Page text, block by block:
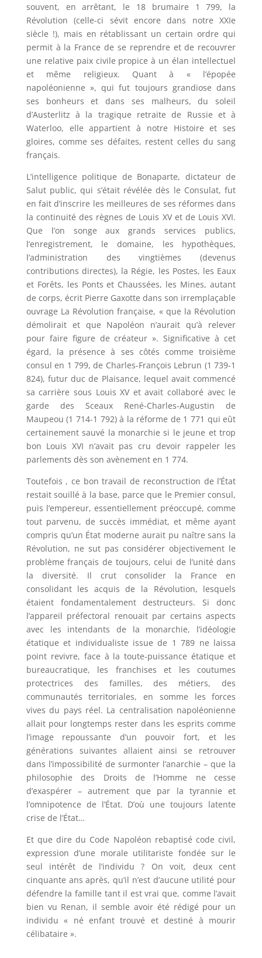
souvent, en arrêtant, le 18 brumaire 1 799, la
Révolution (celle-ci sévit encore dans notre XXIe
siècle !), mais en rétablissant un certain ordre qui
permit à la France de se reprendre et de recouvrer
une relative paix civile propice à un élan intellectuel
et même religieux. Quant à « l’épopée
napoléonienne », qui fut toujours grandiose dans
ses bonheurs et dans ses malheurs, du soleil
d’Austerlitz à la tragique retraite de Russie et à
Waterloo, elle appartient à notre Histoire et ses
gloires, comme ses défaites, restent celles du sang
français.
L’intelligence politique de Bonaparte, dictateur de
Salut public, qui s’était révélée dès le Consulat, fut
en fait d’inscrire les meilleures de ses réformes dans
la continuité des règnes de Louis XV et de Louis XVI.
Que l’on songe aux grands services publics,
l’enregistrement, le domaine, les hypothèques,
l’administration des vingtièmes (devenus
contributions directes), la Régie, les Postes, les Eaux
et Forêts, les Ponts et Chaussées, les Mines, autant
de corps, écrit Pierre Gaxotte dans son irremplaçable
ouvrage La Révolution française, « que la Révolution
démolirait et que Napoléon n’aurait qu’à relever
pour faire figure de créateur ». Significative à cet
égard, la présence à ses côtés comme troisième
consul en 1 799, de Charles-François Lebrun (1 739-1
824), futur duc de Plaisance, lequel avait commencé
sa carrière sous Louis XV et avait collaboré avec le
garde des Sceaux René-Charles-Augustin de
Maupeou (1 714-1 792) à la réforme de 1 771 qui eût
certainement sauvé la monarchie si le jeune et trop
bon Louis XVI n’avait pas cru devoir rappeler les
parlements dès son avènement en 1 774.
Toutefois , ce bon travail de reconstruction de l’État
restait souillé à la base, parce que le Premier consul,
puis l’empereur, essentiellement préoccupé, comme
tout parvenu, de succès immédiat, et même ayant
compris qu’un État moderne aurait pu naître sans la
Révolution, ne sut pas considérer objectivement le
problème français de toujours, celui de l’unité dans
la diversité. Il crut consolider la France en
consolidant les acquis de la Révolution, lesquels
étaient fondamentalement destructeurs. Si donc
l’appareil préfectoral renouait par certains aspects
avec les intendants de la monarchie, l’idéologie
étatique et individualiste issue de 1 789 ne laissa
point revivre, face à la toute-puissance étatique et
bureaucratique, les franchises et les coutumes
protectrices des familles, des métiers, des
communautés territoriales, en somme les forces
vives du pays réel. La centralisation napoléonienne
allait pour longtemps rester dans les esprits comme
l’image repoussante d’un pouvoir fort, et les
générations suivantes allaient ainsi se retrouver
dans l’impossibilité de surmonter l’anarchie – que la
philosophie des Droits de l’Homme ne cesse
d’exaspérer – autrement que par la tyrannie et
l’omnipotence de l’État. D’où une toujours latente
crise de l’État…
Et que dire du Code Napoléon rebaptisé code civil,
expression d’une morale utilitariste fondée sur le
seul intérêt de l’individu ? On voit, deux cent
cinquante ans après, qu’il n’est d’aucune utilité pour
défendre la famille tant il est vrai que, comme l’avait
bien vu Renan, il semble avoir été rédigé pour un
individu « né enfant trouvé et destiné à mourir
célibataire ».